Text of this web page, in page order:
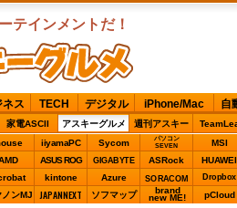
テインメントだ！
ネス TECH デジタル iPhone/Mac 自
家電ASCII アスキーグルメ 週刊アスキー
iiyamaPC Sycom
パソコン
SEVEN
MSI
ASUS ROG GIGABYTE ASRock HUAWEI
kintone Azure SORACOM Dropbox
ノンMJ JAPANNEXT ソフマップ brand
new ME! pCloud